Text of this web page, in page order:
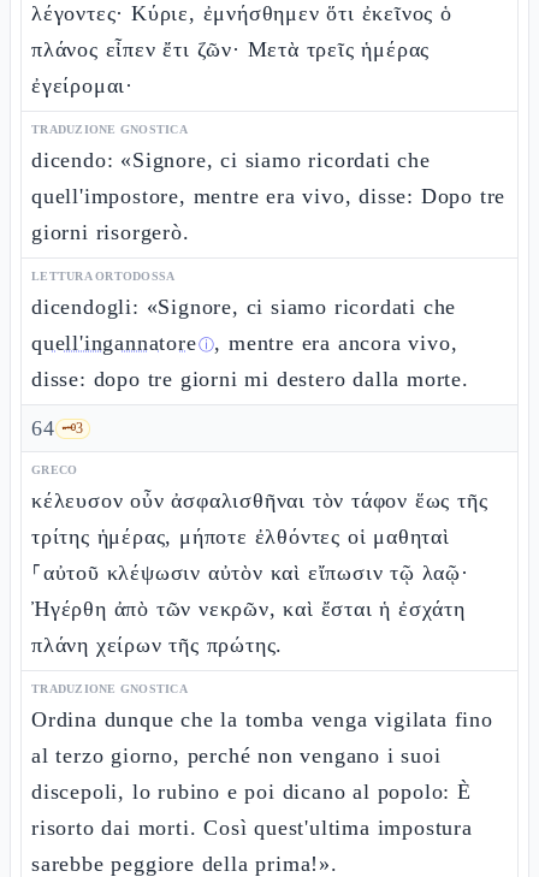
λέγοντες· Κύριε, ἐμνήσθημεν ὅτι ἐκεῖνος ὁ
πλάνος εἶπεν ἔτι ζῶν· Μετὰ τρεῖς ἡμέρας
ἐγείρομαι·
TRADUZIONE GNOSTICA
dicendo: «Signore, ci siamo ricordati che
quell'impostore, mentre era vivo, disse: Dopo tre
giorni risorgerò.
LETTURA ORTODOSSA
dicendogli: «Signore, ci siamo ricordati che
quell'ingannatoreⓘ, mentre era ancora vivo,
disse: dopo tre giorni mi destero dalla morte.
64 🗝️3
GRECO
κέλευσον οὖν ἀσφαλισθῆναι τὸν τάφον ἕως τῆς
τρίτης ἡμέρας, μήποτε ἐλθόντες οἱ μαθηταὶ
⸀αὐτοῦ κλέψωσιν αὐτὸν καὶ εἴπωσιν τῷ λαῷ·
Ἠγέρθη ἀπὸ τῶν νεκρῶν, καὶ ἔσται ἡ ἐσχάτη
πλάνη χείρων τῆς πρώτης.
TRADUZIONE GNOSTICA
Ordina dunque che la tomba venga vigilata fino
al terzo giorno, perché non vengano i suoi
discepoli, lo rubino e poi dicano al popolo: È
risorto dai morti. Così quest'ultima impostura
sarebbe peggiore della prima!».